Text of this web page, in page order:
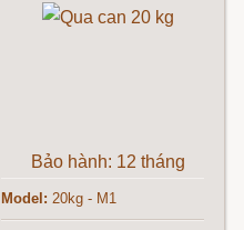
Bảo hành: 12 tháng
Model: 20kg - M1